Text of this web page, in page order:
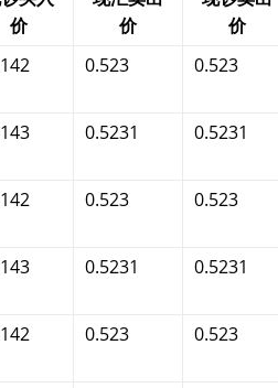
价
价
价
0.523 0.523
0.5231 0.5231
0.523 0.523
0.5231 0.5231
0.523 0.523